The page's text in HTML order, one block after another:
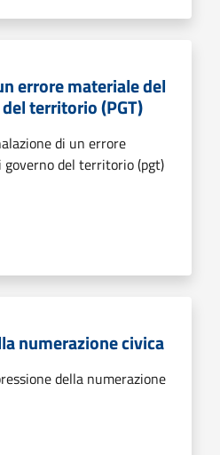
errore materiale del
territorio (PGT)
di un errore
governo del territorio (pgt)
numerazione civica
della numerazione